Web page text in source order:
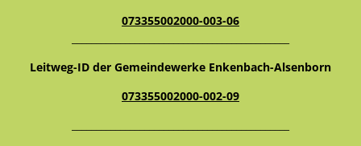
073355002000-003-06
Leitweg-ID der Gemeindewerke Enkenbach-Alsenborn
073355002000-002-09